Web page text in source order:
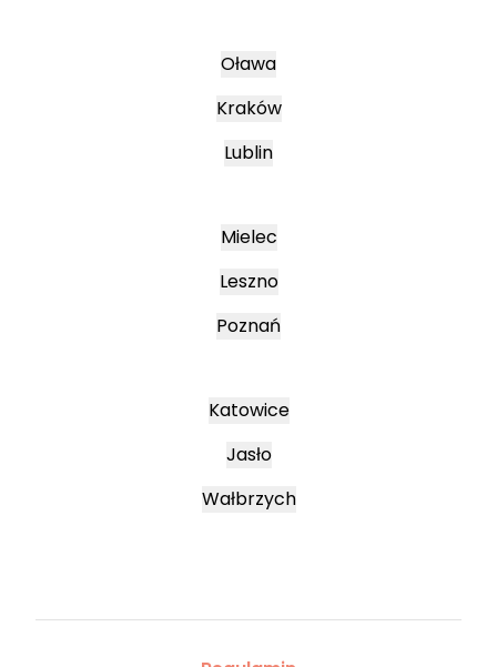
Oława
Kraków
Lublin
Mielec
Leszno
Poznań
Katowice
Jasło
Wałbrzych